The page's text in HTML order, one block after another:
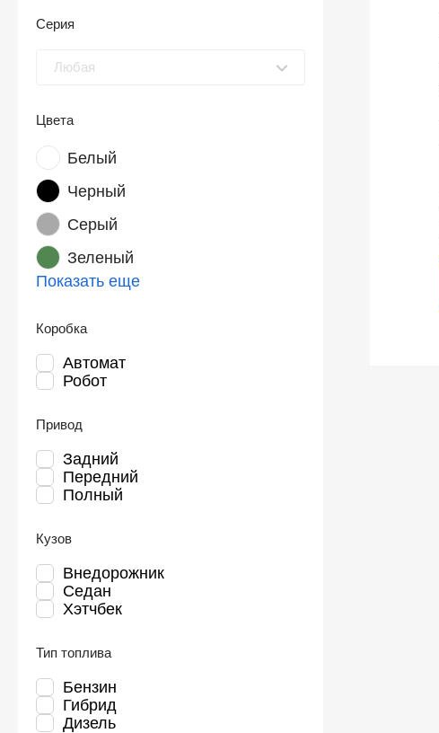
Серия
Любая
Цвета
Белый
Черный
Серый
Зеленый
Показать еще
Коробка
Автомат
Робот
Привод
Задний
Передний
Полный
Кузов
Внедорожник
Седан
Хэтчбек
Тип топлива
Бензин
Гибрид
Дизель